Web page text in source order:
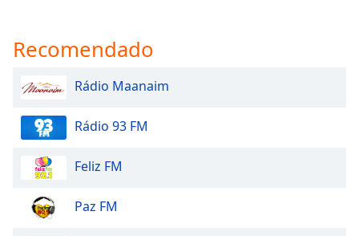
Recomendado
Rádio Maanaim
Rádio 93 FM
Feliz FM
Paz FM